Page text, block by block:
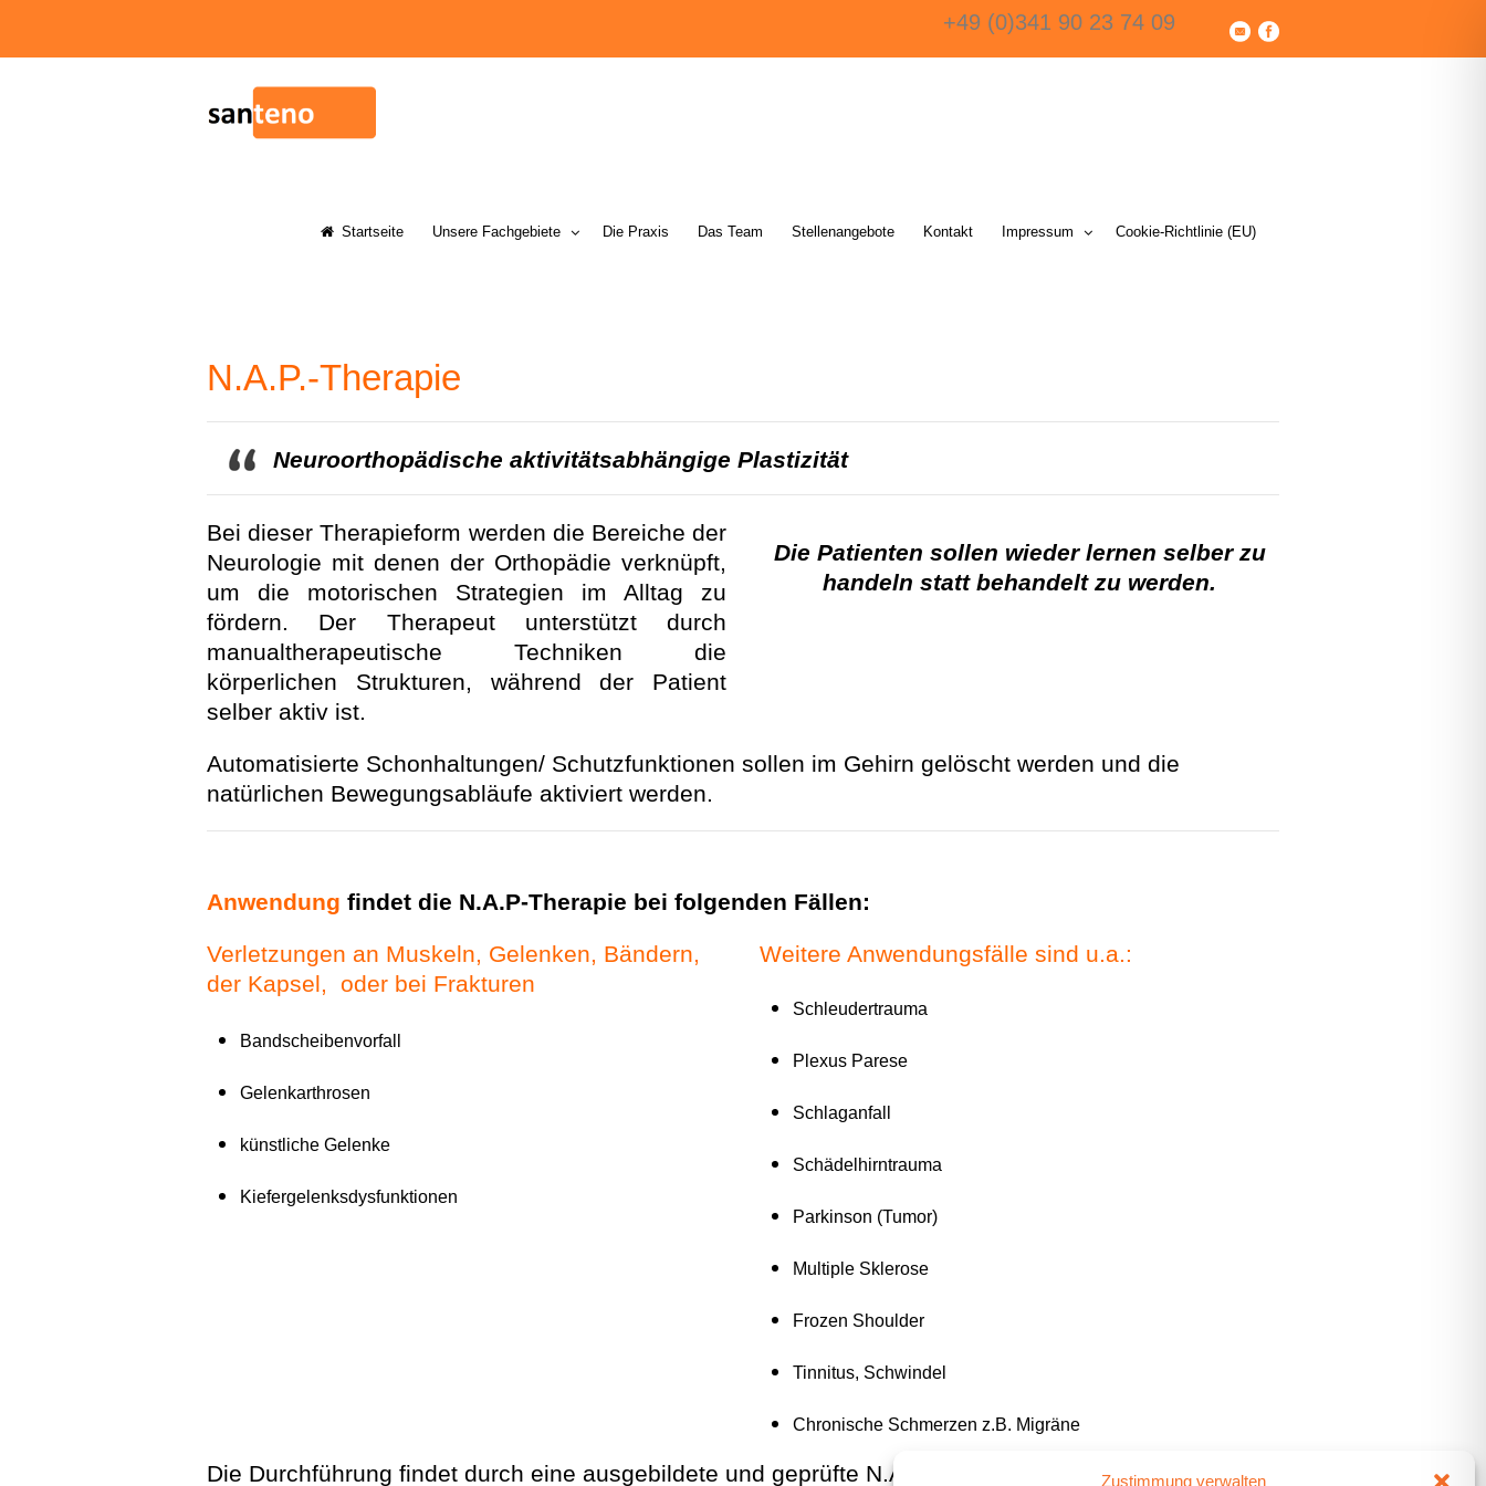
Zustimmung verwalten
+49 (0)341 90 23 74 09
Startseite Unsere Fachgebiete Die Praxis Das Team Stellenangebote Kontakt Impressum Cookie-Richtlinie (EU)
N.A.P.-Therapie
Neuroorthopädische aktivitätsabhängige Plastizität
Bei dieser Therapieform werden die Bereiche der
Neurologie mit denen der Orthopädie verknüpft,
um die motorischen Strategien im Alltag zu
fördern. Der Therapeut unterstützt durch
manualtherapeutische Techniken die
körperlichen Strukturen, während der Patient
selber aktiv ist.
Die Patienten sollen wieder lernen selber zu
handeln statt behandelt zu werden.
Automatisierte Schonhaltungen/ Schutzfunktionen sollen im Gehirn gelöscht werden und die
natürlichen Bewegungsabläufe aktiviert werden.
Anwendung findet die N.A.P-Therapie bei folgenden Fällen:
Verletzungen an Muskeln, Gelenken, Bändern,
der Kapsel, oder bei Frakturen
Bandscheibenvorfall
Gelenkarthrosen
künstliche Gelenke
Kiefergelenksdysfunktionen
Weitere Anwendungsfälle sind u.a.:
Schleudertrauma
Plexus Parese
Schlaganfall
Schädelhirntrauma
Parkinson (Tumor)
Multiple Sklerose
Frozen Shoulder
Tinnitus, Schwindel
Chronische Schmerzen z.B. Migräne
Die Durchführung findet durch eine ausgebildete und geprüfte N.A.P. Therapeutin statt.